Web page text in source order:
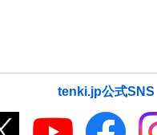
tenki.jp公式SNS